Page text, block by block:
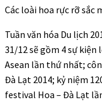
Các loài hoa rực rỡ sắc
Tuần văn hóa Du lịch
31/12 sẽ gồm 4 sự kiện
Asean lần thứ nhất;
Đà Lạt 2014; kỷ niệm
festival Hoa – Đà Lạt